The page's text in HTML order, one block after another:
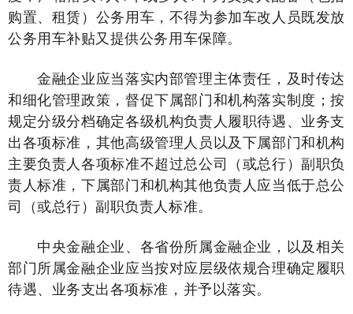
购置、租赁）公务用车，不得为参加车改人员既发放
公务用车补贴又提供公务用车保障。
金融企业应当落实内部管理主体责任，及时传达
和细化管理政策，督促下属部门和机构落实制度；按
规定分级分档确定各级机构负责人履职待遇、业务支
出各项标准，其他高级管理人员以及下属部门和机构
主要负责人各项标准不超过总公司（或总行）副职负
责人标准，下属部门和机构其他负责人应当低于总公
司（或总行）副职负责人标准。
中央金融企业、各省份所属金融企业，以及相关
部门所属金融企业应当按对应层级依规合理确定履职
待遇、业务支出各项标准，并予以落实。